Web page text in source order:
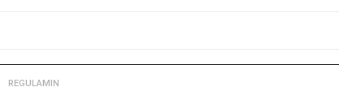
REGULAMIN